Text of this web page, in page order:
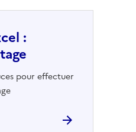
:
pour effectuer